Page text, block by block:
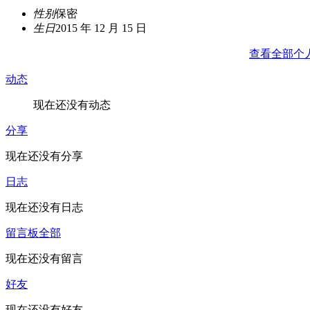
性别保密
生日2015 年 12 月 15 日
查看全部个
动态
现在还没有动态
分享
现在还没有分享
日志
现在还没有日志
留言板全部
现在还没有留言
好友